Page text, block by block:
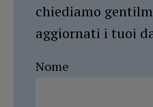
chiediamo
aggiornati i tuoi
Nome